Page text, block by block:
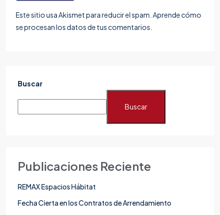
Este sitio usa Akismet para reducir el spam. Aprende cómo
se procesan los datos de tus comentarios.
Buscar
Buscar
Publicaciones Reciente
REMAX Espacios Hábitat
Fecha Cierta en los Contratos de Arrendamiento